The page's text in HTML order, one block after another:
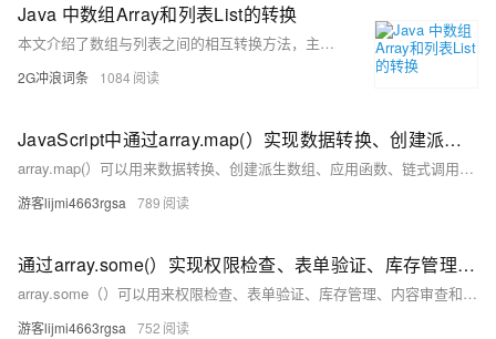
Java 中数组Array和列表List的转换
本文介绍了数组与列表之间的相互转换方法，主要包括三部分：1）使用`Collections.addAll()`方法将数组转为列表，适用于引用类型，效率较高；2）通过`new ArrayList&lt;&gt;()`构造器结合`Arrays.asList()`实现类似功能；3）利用JDK8的`Stream`流式计算，支持基本数据类型数组的转换。此外，还详细讲解了列表转数组的方法，如借助`Stream`实现不同类型数组间的转换，并附带代码示例与执行结果，帮助读者深入理解两种数据结构的互转技巧。
2G冲浪词条 1084
JavaScript中通过array.map(）实现数据转换、创建派生数组、异步数据流处理、复杂API请求、DOM操作、搜索和过滤等，array.map(）的使用详解（附实际应用代码）
array.map(）可以用来数据转换、创建派生数组、应用函数、链式调用、异步数据流处理、复杂API请求梳理、提供DOM操作、用来搜索和过滤等，比for好用太多了，主要是写法简单，并且非常直观，并且能提升代码的可读性，也就提升了Long Term代码的可维护性。 只有锻炼思维才能可持续地解决问题，只有思维才是真正值得学习和分享的核心要素。如果这篇博客能给您带来一点帮助，麻烦您点个赞支持一下，还可以收藏起来以备不时之需，有疑问和错误欢迎在评论区指出~
游客lijmi4663rgsa 789
通过array.some(）实现权限检查、表单验证、库存管理、内容审查和数据处理；js数组元素检查的方法，some（）的使用详解，array.some与array.every的区别（附实际应用代码）
array.some（）可以用来权限检查、表单验证、库存管理、内容审查和数据处理等数据校验工作，核心在于利用其短路机制，速度更快，节约性能。 博客不应该只有代码和解决方案，重点应该在于给出解决方案的同时分享思维模式，只有思维才能可持续地解决问题，只有思维才是真正值得学习和分享的核心要素。如果这篇博客能给您带来一点帮助，麻烦您点个赞支持一下，还可以收藏起来以备不时之需，有疑问和错误欢迎在评论区指出~
游客lijmi4663rgsa 752